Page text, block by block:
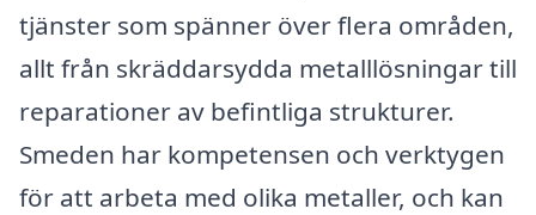
tjänster som spänner över flera områden,
allt från skräddarsydda metalllösningar till
reparationer av befintliga strukturer.
Smeden har kompetensen och verktygen
för att arbeta med olika metaller, och kan